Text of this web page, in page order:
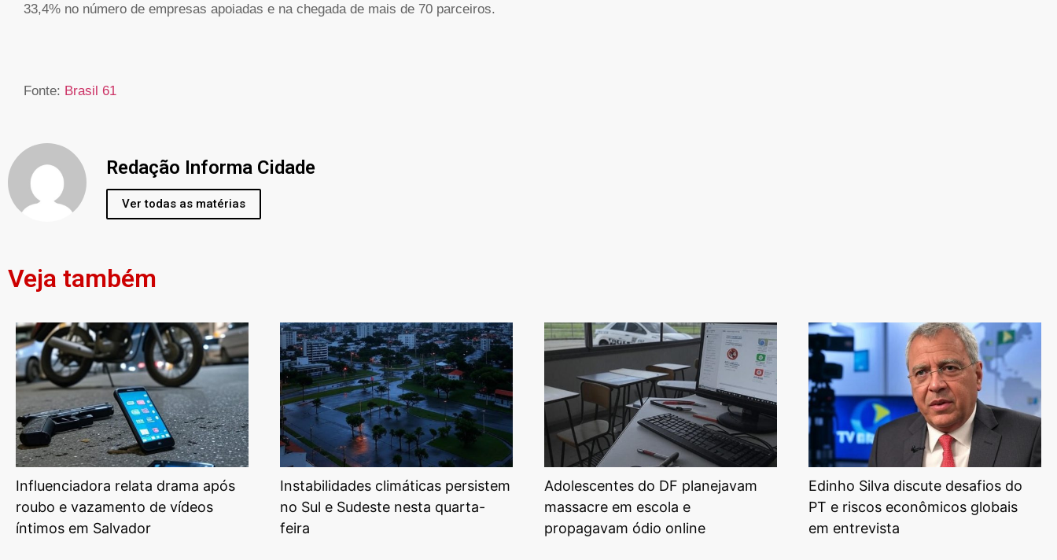
33,4% no número de empresas apoiadas e na chegada de mais de 70 parceiros.
Fonte: Brasil 61
Redação Informa Cidade
Ver todas as matérias
Veja também
Influenciadora relata drama após
roubo e vazamento de vídeos
íntimos em Salvador
Instabilidades climáticas persistem
no Sul e Sudeste nesta quarta-
feira
Adolescentes do DF planejavam
massacre em escola e
propagavam ódio online
Edinho Silva discute desafios do
PT e riscos econômicos globais
em entrevista